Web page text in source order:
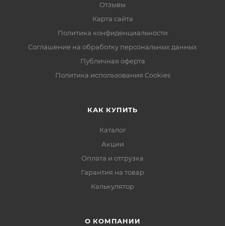
Отзывы
Карта сайта
Политика конфиденциальности
Соглашение на обработку персональных данных
Публичная оферта
Политика использования Cookies
КАК КУПИТЬ
Каталог
Акции
Оплата и отгрузка
Гарантия на товар
Калькулятор
О КОМПАНИИ